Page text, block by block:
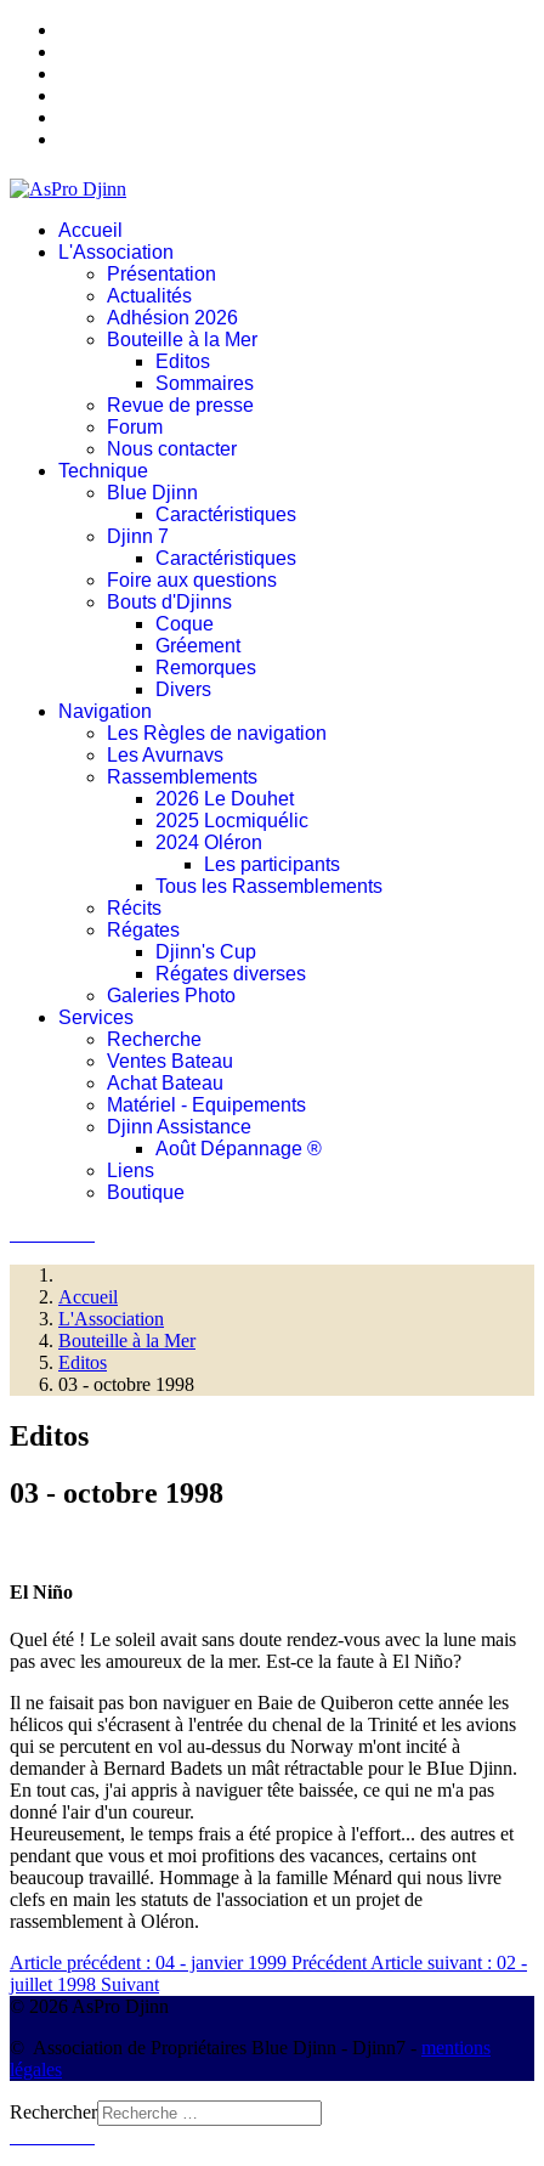
Accueil
L'Association
Présentation
Actualités
Adhésion 2026
Bouteille à la Mer
Editos
Sommaires
Revue de presse
Forum
Nous contacter
Technique
Blue Djinn
Caractéristiques
Djinn 7
Caractéristiques
Foire aux questions
Bouts d'Djinns
Coque
Gréement
Remorques
Divers
Navigation
Les Règles de navigation
Les Avurnavs
Rassemblements
2026 Le Douhet
2025 Locmiquélic
2024 Oléron
Les participants
Tous les Rassemblements
Récits
Régates
Djinn's Cup
Régates diverses
Galeries Photo
Services
Recherche
Ventes Bateau
Achat Bateau
Matériel - Equipements
Djinn Assistance
Août Dépannage ®
Liens
Boutique
Accueil
L'Association
Bouteille à la Mer
Editos
03 - octobre 1998
Editos
03 - octobre 1998
El Niño
Quel été ! Le soleil avait sans doute rendez-vous avec la lune mais
pas avec les amoureux de la mer. Est-ce la faute à El Niño?
Il ne faisait pas bon naviguer en Baie de Quiberon cette année les
hélicos qui s'écrasent à l'entrée du chenal de la Trinité et les avions
qui se percutent en vol au-dessus du Norway m'ont incité à
demander à Bernard Badets un mât rétractable pour le BIue Djinn.
En tout cas, j'ai appris à naviguer tête baissée, ce qui ne m'a pas
donné l'air d'un coureur.
Heureusement, le temps frais a été propice à l'effort... des autres et
pendant que vous et moi profitions des vacances, certains ont
beaucoup travaillé. Hommage à la famille Ménard qui nous livre
clefs en main les statuts de l'association et un projet de
rassemblement à Oléron.
Article précédent : 04 - janvier 1999 Précédent Article suivant : 02 -
juillet 1998 Suivant
© 2026 AsPro Djinn
© Association de Propriétaires Blue Djinn - Djinn7 - mentions
légales
Rechercher